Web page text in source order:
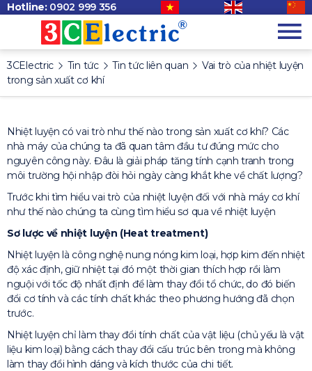
Hotline: 0902 999 356
3CElectric Tin tức Tin tức liên quan
Vai trò của nhiệt luyện
trong sản xuất cơ khí
Nhiệt luyện có vai trò như thế nào trong sản xuất cơ khí? Các
nhà máy của chúng ta đã quan tâm đầu tư đúng mức cho
nguyên công này. Đâu là giải pháp tăng tính cạnh tranh trong
môi trường hội nhập đòi hỏi ngày càng khắt khe về chất lượng?
Trước khi tìm hiểu vai trò của nhiệt luyện đối với nhà máy cơ khí
như thế nào chúng ta cùng tìm hiểu sơ qua về nhiệt luyện
Sơ lược về nhiệt luyện (Heat treatment)
Nhiệt luyện là công nghệ nung nóng kim loại, hợp kim đến nhiệt
độ xác định, giữ nhiệt tại đó một thời gian thích hợp rồi làm
nguội với tốc độ nhất định để làm thay đổi tổ chức, do đó biến
đổi cơ tính và các tính chất khác theo phương hướng đã chọn
trước.
Nhiệt luyện chỉ làm thay đổi tính chất của vật liệu (chủ yếu là vật
liệu kim loại) bằng cách thay đổi cấu trúc bên trong mà không
làm thay đổi hình dáng và kích thước của chi tiết.